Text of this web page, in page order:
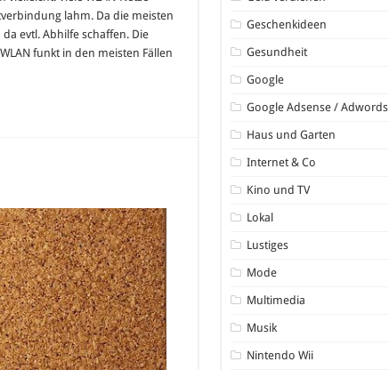
lahm. Da die meisten
evtl. Abhilfe schaffen. Die
funkt in den meisten Fällen
Geschenkideen
Gesundheit
Google
Google Adsense / Adwords
Haus und Garten
Internet & Co
Kino und TV
Lokal
Lustiges
Mode
Multimedia
Musik
Nintendo Wii